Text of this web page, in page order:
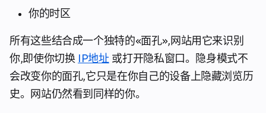
你的时区
所有这些结合成一个独特的«面孔»,网站用它来识别
你,即使你切换 IP地址 或打开隐私窗口。隐身模式不
会改变你的面孔,它只是在你自己的设备上隐藏浏览历
史。网站仍然看到同样的你。